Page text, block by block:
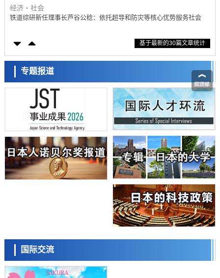
科学研究
东京大学通过叶绿体基因组编辑技术强化碳固定酶，成功提高光合作用
藤田医科大学等成功鉴定出非结核分枝杆菌生存的必需基因，首次揭示
经济・社会
【AI法下篇】如何应对AI的不可控性——中央大学平野晋教授专访
科学研究
日本学术会议：为保持土壤健康应采取哪些措施？探讨土壤保护与强化
的具体对策
科学研究
大阪大学开发基于水氢键网络的温度预测新方法，AI从分子排列信息中
高精度解读
经济・社会
【AI法上篇】如何对“将人生交给AI”保持危机感——中央大学平野晋教
授专访
科学研究
庆应义塾大学阐明脑内“游击手”小胶质细胞包裹保护受损神经细胞的机
制，有望用于开发阿尔茨海默病等疾病疗法
日本东北大学与横滨橡胶全球首次从纳米尺度揭示橡胶—黄铜粘接界面
劣化抑制机制，为提升轮胎安全性与耐久性的材料设计开辟道路
成为新型功能性材料
科学研究
群马大学开发针对难治性癫痫的新型基因疗法，利用超小型GAD67启动
子抑制发作
科学研究
基于最新的30篇文章统计
专题报道
国际交流